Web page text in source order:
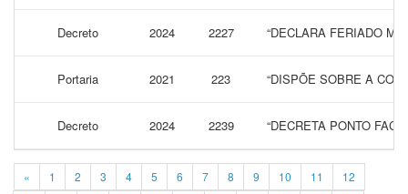
Decreto 2024 2227 “DECLARA FERIADO
Portaria 2021 223 “DISPÕE SOBRE A
Decreto 2024 2239 “DECRETA PONTO
« 1 2 3 4 5 6 7 8 9 10 11
12